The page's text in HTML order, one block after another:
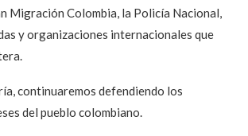
Migración Colombia, la Policía Nacional,
y organizaciones internacionales que
continuaremos defendiendo los
del pueblo colombiano.